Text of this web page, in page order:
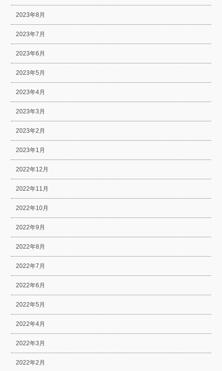
2023年8月
2023年7月
2023年6月
2023年5月
2023年4月
2023年3月
2023年2月
2023年1月
2022年12月
2022年11月
2022年10月
2022年9月
2022年8月
2022年7月
2022年6月
2022年5月
2022年4月
2022年3月
2022年2月